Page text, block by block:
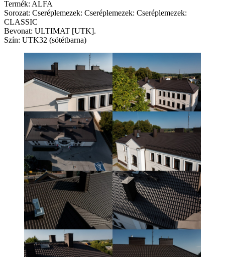
Termék: ALFA
Sorozat: Cseréplemezek: Cseréplemezek: Cseréplemezek:
CLASSIC
Bevonat: ULTIMAT [UTK].
Szín: UTK32 (sötétbarna)